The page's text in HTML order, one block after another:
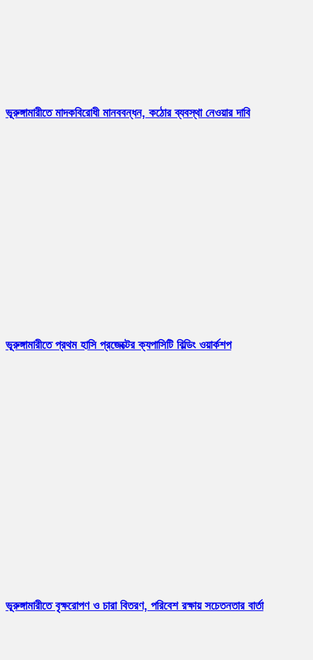
ভূরুঙ্গামারীতে মাদকবিরোধী মানববন্ধন, কঠোর ব্যবস্থা নেওয়ার দাবি
ভূরুঙ্গামারীতে প্রথম হাসি প্রজেক্টের ক্যপাসিটি বিল্ডিং ওয়ার্কশপ
ভূরুঙ্গামারীতে বৃক্ষরোপণ ও চারা বিতরণ, পরিবেশ রক্ষায় সচেতনতার বার্তা